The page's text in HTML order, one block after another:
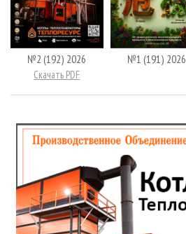
№2 (192) 2026
Скачать PDF
№1 (191) 2026